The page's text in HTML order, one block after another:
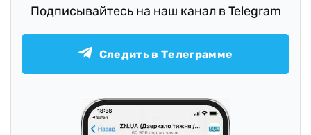
Подписывайтесь на наш канал в Telegram
Следить в Телеграмме